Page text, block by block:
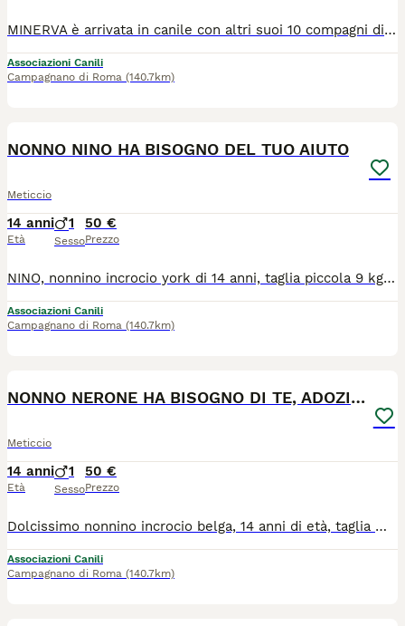
MINERVA è arrivata in canile con altri suoi 10 compagni di sventura, il loro umano è morto e tutti loro hanno vissuto per anni nella casa di proprietà da soli, patendo la fame, la sete, il caldo ed il freddo, finchè le autorità non sono intervenute. Alcuni di loro arrivati in canile sono morti erano troppo ridotti male, altri sono stati fortunati e sono stati adottati, altri cercano di sopravvivere e tra loro c'è MINERVA, una cagnolona adorabile, di un buono assoluto. MINERVA è un incrocio maremmano ed ha 8 anni e mezzo di età per un peso 38 kg. Noi altro non possiamo offrire a questa anima sfortunata, certo che non patisce più le necessità quotidiane ma non è vita vivere in un box e non ricevere mai una carezza, fare una passeggiata, vivere la vita veramente! Tu che leggi certo che puoi cambiare la sua esistenza! Ti assicuriamo che Minerva più di ogni altro merita una vita degna di essere vissuta. MINERVA va d'accordo con gli altri cani e sa andare a guinzaglio perfettamente. Minerva è in regola con l'iter sanitario, è sterilizzata, vaccinata e microchippata. MINERVA si trova a Roma e sarà affidata in tutto il centro e nord Italia, saremo direttamente noi ad accompagnarla ovunque. GLI AFFETTI NON SI COMPRANO, SI ADOTTANO. SALVARE UN ESSERE IN DIFFICOLTA' E' UN GRANDE ATTO DI UMANITA' E CIVILTA'. PER OGNI CANE O GATTO ACQUISTATO IN ALLEVAMENTO O FATTO NASCERE IN CASA, CE NE SARA' UN ALTRO CHE TRASCORRERA' TUTTA LA SUA ESISTENZA DIETRO LE SBARRE DI UN CANILE. RIFLETTI!!!!
Associazioni Canili
Campagnano di Roma (140.7km)
NONNO NINO HA BISOGNO DEL TUO AIUTO
Meticcio
14 anni
Età
1
Sesso
50 €
Prezzo
NINO, nonnino incrocio york di 14 anni, taglia piccola 9 kg di peso. Nino rimasto solo al mondo, dopo che il suo umano si è trasferito e lo ha abbandonato nella casa in cui vivevano. Va d'accordo con I suoi simili e sa andare a guinzaglio. Nel complesso Nino sta bene, è stato sottoposto a scrupolosa visita veterinaria, ha fatto le analisi che non sono male per la sua età, ha fatto anche l'ecografia ed è risultato tutto a posto anche il suo cuoricino ed è stato sterilizzato. Nino non meriterebbe di finire la sua vita dietro le sbarre e noi ci speriamo sempre, intanto chiediamo un'adozione a distanza.
Associazioni Canili
Campagnano di Roma (140.7km)
NONNO NERONE HA BISOGNO DI TE, ADOZIONE A DISTANZA
Meticcio
14 anni
Età
1
Sesso
50 €
Prezzo
Dolcissimo nonnino incrocio belga, 14 anni di età, taglia media 25 kg di peso. Nerone insieme ai suoi fratelli è stato portato circa 2 anni fa presso il nostro rifugio con la promessa di venire al più presto a riprenderli, provvedendo al loro mantenimento. Solo per uno di loro abbiamo trovato adozione, mentre per Noè e Nerone il nulla. Nerone ama ricevere coccole ed è ancora molto fiducioso nei confronti degli umani. Adora fare passeggiate ed è un cane che non dimostra la sua età è molto allegro e giocoso. Ci rendiamo conto che chiediamo un vero miracolo... intanto chiediamo almeno un'adozione a distanza. Nerone è in regola con l'iter sanitario, è sterilizzato e negativo alla leishmania.
Associazioni Canili
Campagnano di Roma (140.7km)